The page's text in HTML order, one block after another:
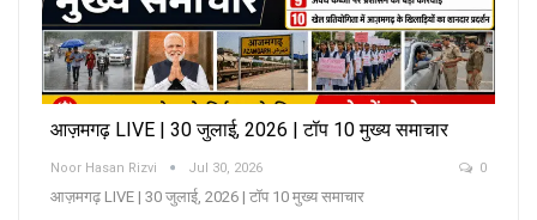
आज़मगढ़ LIVE | 30 जुलाई, 2026 | टॉप 10 मुख्य समाचार
Noor Hasan Rizvi Jul 30, 2026 0
आज़मगढ़ LIVE | 30 जुलाई, 2026 | टॉप 10 मुख्य समाचार